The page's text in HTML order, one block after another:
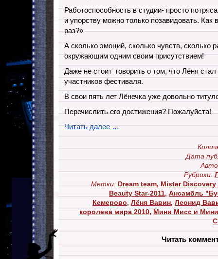
Работоспособность в студии- просто
и упорству можно только позавидовать.
раз?»
А сколько эмоций, сколько чувств, сколько
окружающим одним своим присутствием!
Даже не стоит говорить о том, что Лёня
участников фестиваля.
В свои пять лет Лёнечка уже довольно
Перечислить его достижения? Пожалуйста!
Читать далее …
Дата
Рубрики:
Метки: Dream team,Mister Discovery
Beauty Star-2011, Ансамбль
Кемерово, Лёня Вавин, Леонид
королева мира 2010, Мини Мисс и Мини
Читать